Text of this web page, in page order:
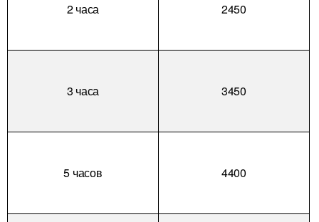
2 часа 2450
3 часа 3450
5 часов 4400